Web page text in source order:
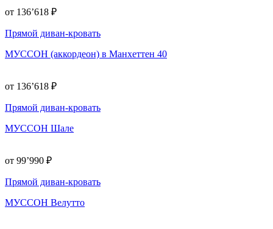
от 136’618 ₽
Прямой диван-кровать
МУССОН (аккордеон) в Манхеттен 40
от 136’618 ₽
Прямой диван-кровать
МУССОН Шале
от 99’990 ₽
Прямой диван-кровать
МУССОН Велутто